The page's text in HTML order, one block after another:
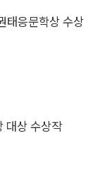
태응문학상 수상
대상 수상작